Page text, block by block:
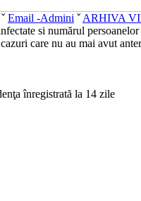
ˇEmail -Admini ˇARHIVA
si numărul persoanelor
care nu au mai avut
înregistrată la 14 zile